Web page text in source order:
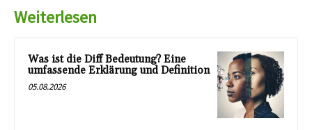
Weiterlesen
Was ist die Diff Bedeutung? Eine
umfassende Erklärung und Definition
05.08.2026